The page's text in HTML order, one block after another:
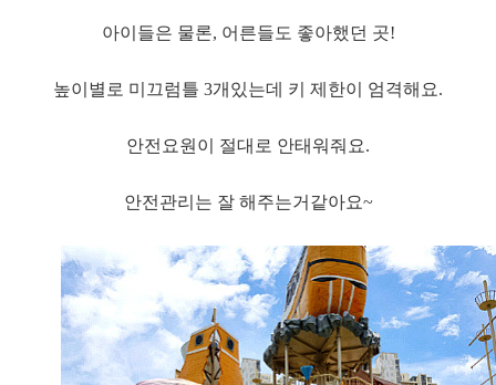
아이들은 물론, 어른들도 좋아했던 곳!
높이별로 미끄럼틀 3개있는데 키 제한이 엄격해요.
안전요원이 절대로 안태워줘요.
안전관리는 잘 해주는거같아요~